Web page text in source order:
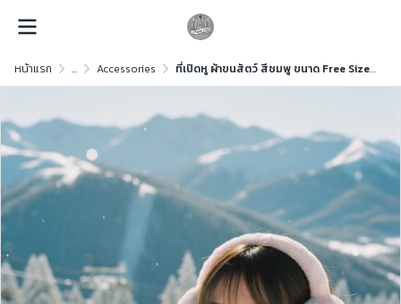
หน้าแรก ... Accessories ที่เปิดหู ผ้าขนสัตว์ สีชมพู ขนาด Free Size ผ้าขนสัตว์ สีชมพู ขนาด Free Size